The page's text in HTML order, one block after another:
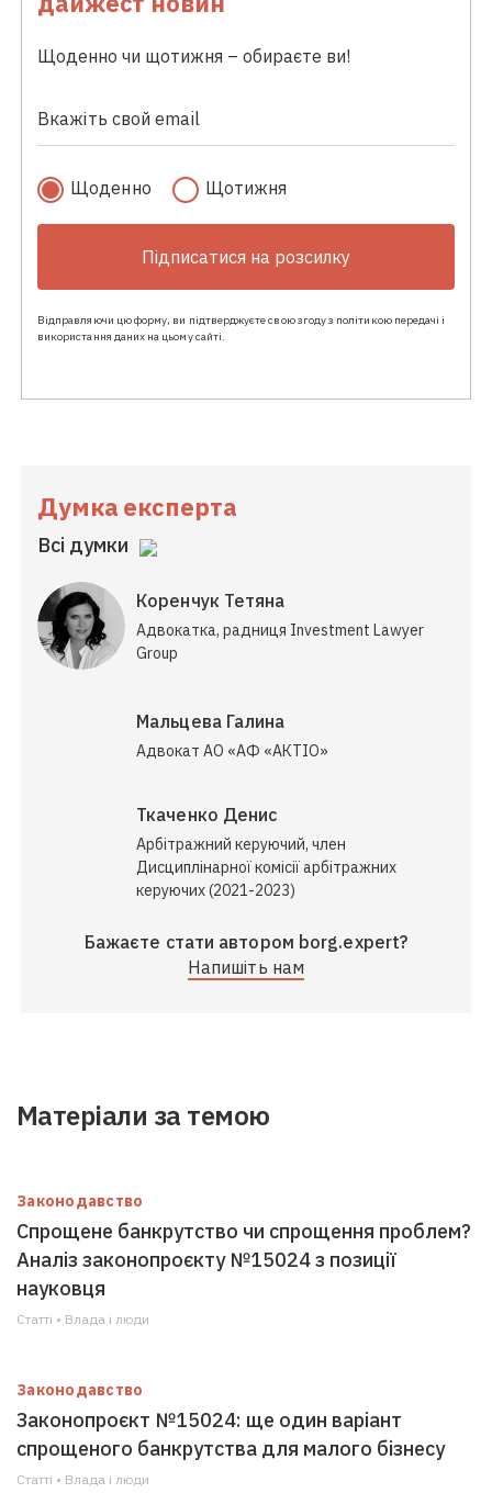
Щоденно чи щотижня – обираєте ви!
Щоденно Щотижня
Підписатися на розсилку
Відправляючи цю форму, ви підтверджуєте свою згоду з політикою передачі і
використання даних на цьому сайті.
Думка експерта
Всі думки
Коренчук Тетяна
Адвокатка, радниця Investment Lawyer
Group
Мальцева Галина
Адвокат АО «АФ «АКТІО»
Ткаченко Денис
Арбітражний керуючий, член
Дисциплінарної комісії арбітражних
керуючих (2021-2023)
Бажаєте стати автором borg.expert?
Напишіть нам
Матеріали за темою
Законодавство
Спрощене банкрутство чи спрощення проблем?
Аналіз законопроєкту №15024 з позиції
науковця
Статті • Влада i люди
Законодавство
Законопроєкт №15024: ще один варіант
спрощеного банкрутства для малого бізнесу
Статті • Влада i люди